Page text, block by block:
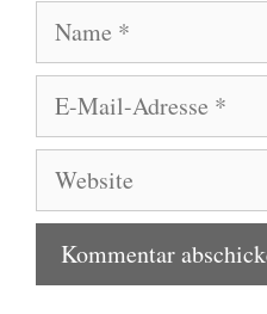
Mail-
Adresse